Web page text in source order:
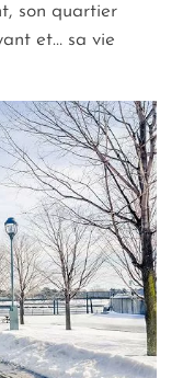
son quartier
et… sa vie